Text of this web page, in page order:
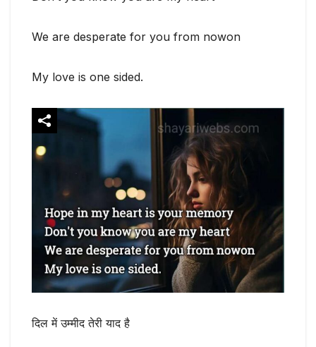
We are desperate for you from nowon
My love is one sided.
दिल में उम्मीद तेरी याद है